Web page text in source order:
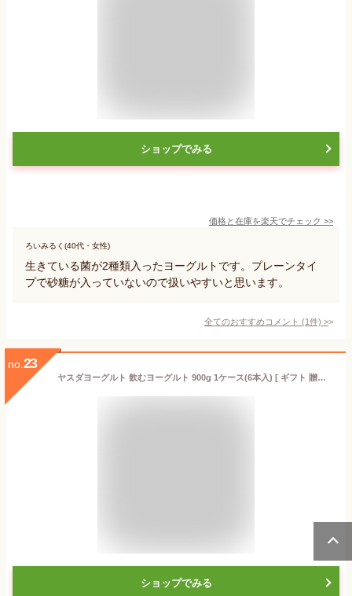
ショップでみる
価格と在庫を楽天でチェック >>
ろいみるく(40代・女性)
生きている菌が2種類入ったヨーグルトです。プレーンタイ
プで砂糖が入っていないので扱いやすいと思います。
全てのおすすめコメント (1件) >
no. 23
ヤスダヨーグルト 飲むヨーグルト 900g 1ケース(6本入) [ ギフト 贈答用 内祝 御祝 ][ 新潟 お土産 ]
ショップでみる